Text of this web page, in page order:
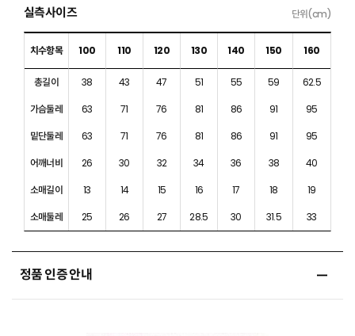
실측사이즈 단위(cm)
치수항목 100 110 120 130 140 150 160
총길이 38 43 47 51 55 59
62.5
가슴둘레
63 71 76 81 86 91
95
밑단둘레
63 71 76 81 86 91
95
어깨너비
26 30 32 34 36 38
40
소매길이
13 14 15 16 17 18
19
소매둘레
25 26 27 28.5 30 31.5 33
정품 인증 안내